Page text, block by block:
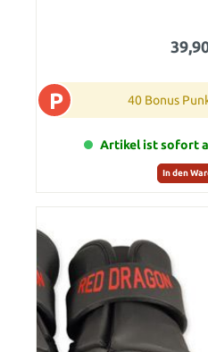
P 40 Bonus
Artikel ist sofort
In den